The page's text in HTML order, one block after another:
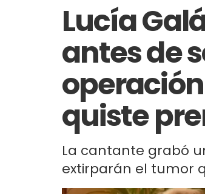
Lucía
antes de
quiste
La cantante grabó
extirparán el tumor